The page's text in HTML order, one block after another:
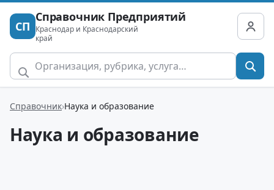
СП
Справочник Предприятий
Краснодар и Краснодарский
край
Справочник Наука и образование
Наука и образование